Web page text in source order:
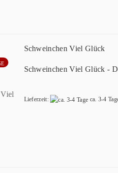
Schweinchen Viel Glück
Schweinchen Viel Glück -
Lieferzeit: ca. 3-4